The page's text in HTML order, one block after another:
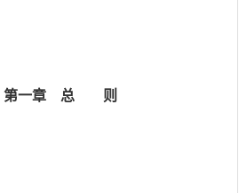
第一章 总 则